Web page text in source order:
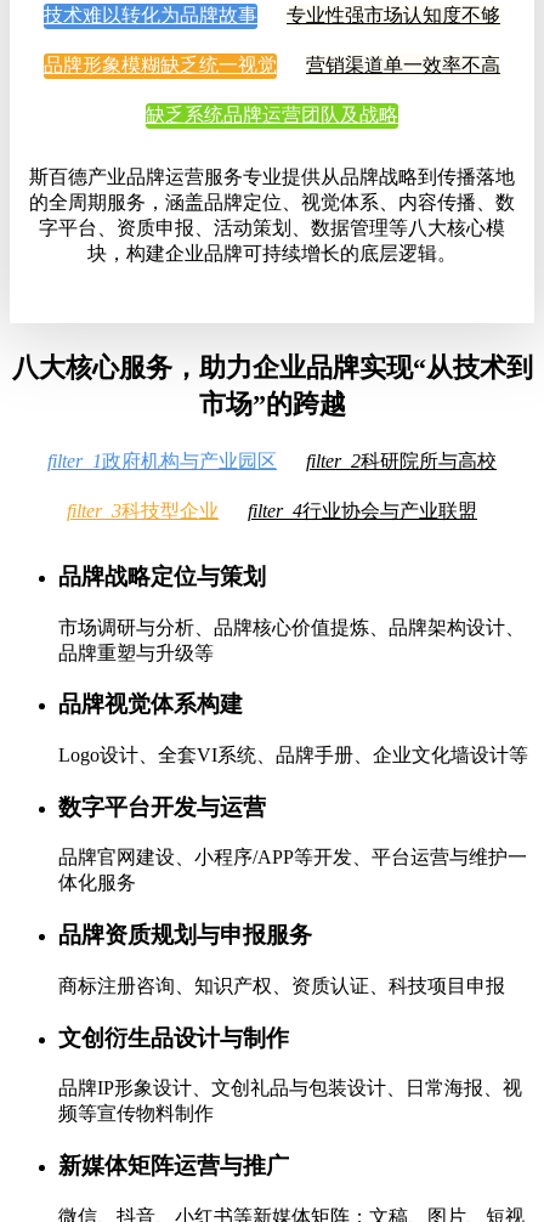
技术难以转化为品牌故事 专业性强市场认知度不够
品牌形象模糊缺乏统一视觉 营销渠道单一效率不高
缺乏系统品牌运营团队及战略
斯百德产业品牌运营服务专业提供从品牌战略到传播落地
的全周期服务，涵盖品牌定位、视觉体系、内容传播、数
字平台、资质申报、活动策划、数据管理等八大核心模
块，构建企业品牌可持续增长的底层逻辑。
八大核心服务，助力企业品牌实现“从技术到
市场”的跨越
filter_1政府机构与产业园区 filter_2科研院所与高校
filter_3科技型企业 filter_4行业协会与产业联盟
品牌战略定位与策划
市场调研与分析、品牌核心价值提炼、品牌架构设计、
品牌重塑与升级等
品牌视觉体系构建
Logo设计、全套VI系统、品牌手册、企业文化墙设计等
数字平台开发与运营
品牌官网建设、小程序/APP等开发、平台运营与维护一
体化服务
品牌资质规划与申报服务
商标注册咨询、知识产权、资质认证、科技项目申报
文创衍生品设计与制作
品牌IP形象设计、文创礼品与包装设计、日常海报、视
频等宣传物料制作
新媒体矩阵运营与推广
微信、抖音、小红书等新媒体矩阵；文稿、图片、短视